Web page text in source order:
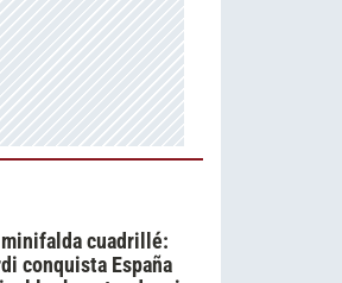
cuadrillé:
conquista España